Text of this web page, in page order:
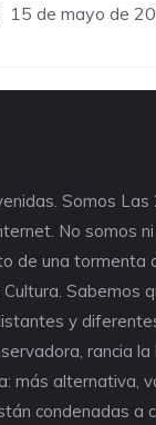
15 de mayo de
Somos Las
No somos
de una tormenta
Sabemos
y
rancia la
más alternativa,
condenadas a